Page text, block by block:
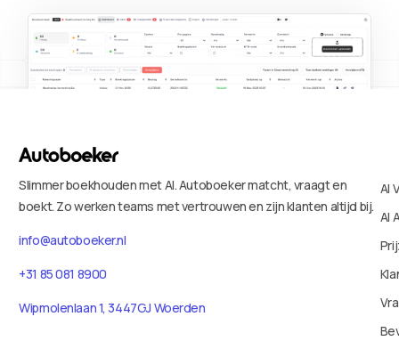
Slimmer boekhouden met AI. Autoboeker matcht, vraagt en
boekt. Zo werken teams met vertrouwen en zijn klanten altijd bij.
info@autoboeker.nl
+31 85 081 8900
Wipmolenlaan 1, 3447GJ Woerden
AI
AI